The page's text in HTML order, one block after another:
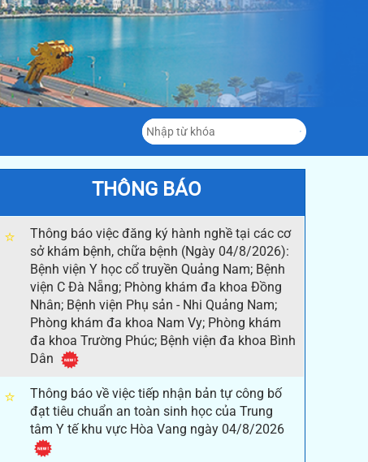
THÔNG BÁO
⭐
Thông báo việc đăng ký hành nghề tại các cơ
sở khám bệnh, chữa bệnh (Ngày 04/8/2026):
Bệnh viện Y học cổ truyền Quảng Nam; Bệnh
viện C Đà Nẵng; Phòng khám đa khoa Đồng
Nhân; Bệnh viện Phụ sản - Nhi Quảng Nam;
Phòng khám đa khoa Nam Vy; Phòng khám
đa khoa Trường Phúc; Bệnh viện đa khoa Bình
Dân
⭐
Thông báo về việc tiếp nhận bản tự công bố
đạt tiêu chuẩn an toàn sinh học của Trung
tâm Y tế khu vực Hòa Vang ngày 04/8/2026